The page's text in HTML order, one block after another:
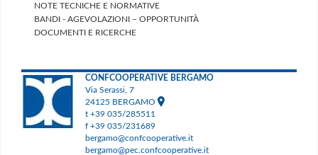
NOTE TECNICHE E NORMATIVE
BANDI - AGEVOLAZIONI – OPPORTUNITÀ
DOCUMENTI E RICERCHE
CONFCOOPERATIVE BERGAMO
Via Serassi, 7
24125 BERGAMO
t +39 035/285511
f +39 035/231689
bergamo@confcooperative.it
bergamo@pec.confcooperative.it